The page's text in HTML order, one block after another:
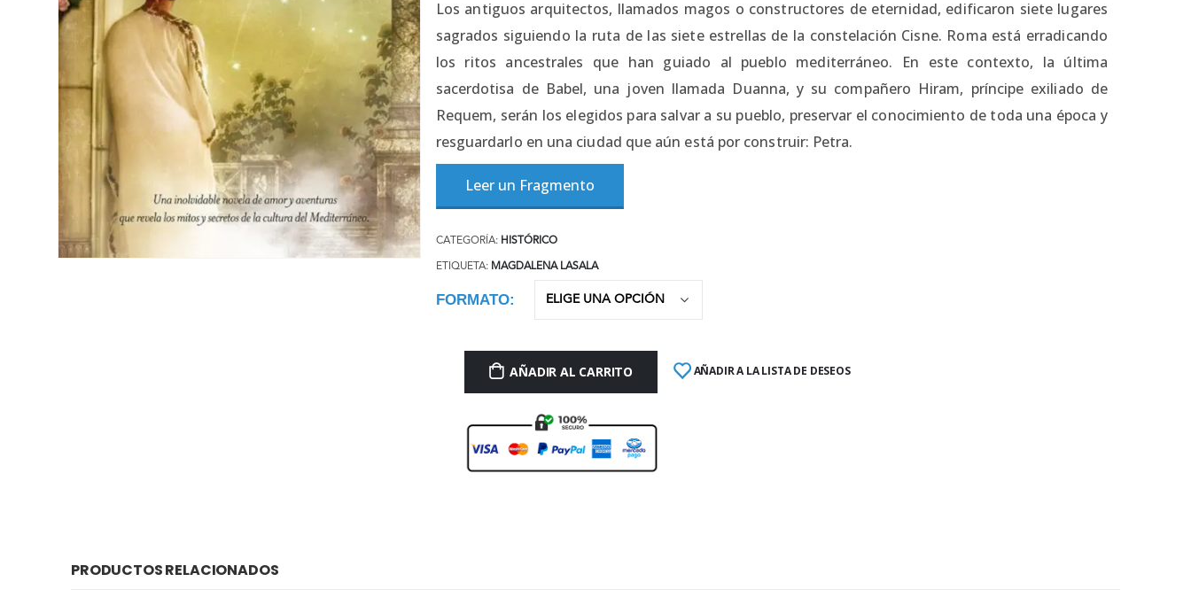
Los antiguos arquitectos, llamados magos o constructores de eternidad, edificaron siete lugares
sagrados siguiendo la ruta de las siete estrellas de la constelación Cisne. Roma está erradicando
los ritos ancestrales que han guiado al pueblo mediterráneo. En este contexto, la última
sacerdotisa de Babel, una joven llamada Duanna, y su compañero Hiram, príncipe exiliado de
Requem, serán los elegidos para salvar a su pueblo, preservar el conocimiento de toda una época y
resguardarlo en una ciudad que aún está por construir: Petra.
Leer un Fragmento
CATEGORÍA: HISTÓRICO
ETIQUETA: MAGDALENA LASALA
FORMATO
AÑADIR AL CARRITO AÑADIR A LA LISTA DE DESEOS
PRODUCTOS RELACIONADOS